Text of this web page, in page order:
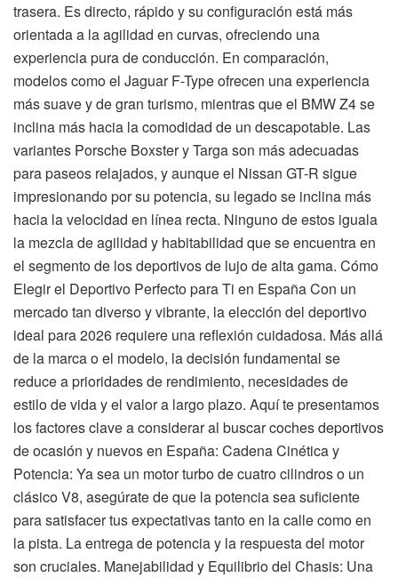
trasera. Es directo, rápido y su configuración está más
orientada a la agilidad en curvas, ofreciendo una
experiencia pura de conducción. En comparación,
modelos como el Jaguar F-Type ofrecen una experiencia
más suave y de gran turismo, mientras que el BMW Z4 se
inclina más hacia la comodidad de un descapotable. Las
variantes Porsche Boxster y Targa son más adecuadas
para paseos relajados, y aunque el Nissan GT-R sigue
impresionando por su potencia, su legado se inclina más
hacia la velocidad en línea recta. Ninguno de estos iguala
la mezcla de agilidad y habitabilidad que se encuentra en
el segmento de los deportivos de lujo de alta gama. Cómo
Elegir el Deportivo Perfecto para Ti en España Con un
mercado tan diverso y vibrante, la elección del deportivo
ideal para 2026 requiere una reflexión cuidadosa. Más allá
de la marca o el modelo, la decisión fundamental se
reduce a prioridades de rendimiento, necesidades de
estilo de vida y el valor a largo plazo. Aquí te presentamos
los factores clave a considerar al buscar coches deportivos
de ocasión y nuevos en España: Cadena Cinética y
Potencia: Ya sea un motor turbo de cuatro cilindros o un
clásico V8, asegúrate de que la potencia sea suficiente
para satisfacer tus expectativas tanto en la calle como en
la pista. La entrega de potencia y la respuesta del motor
son cruciales. Manejabilidad y Equilibrio del Chasis: Una